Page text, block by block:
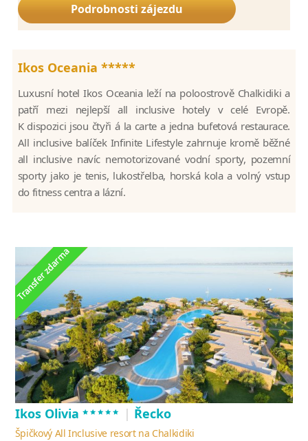
Podrobnosti zájezdu
Ikos Oceania *****
Luxusní hotel Ikos Oceania leží na poloostrově Chalkidiki a
patří mezi nejlepší all inclusive hotely v celé Evropě.
K dispozici jsou čtyři á la carte a jedna bufetová restaurace.
All inclusive balíček Infinite Lifestyle zahrnuje kromě běžné
all inclusive navíc nemotorizované vodní sporty, pozemní
sporty jako je tenis, lukostřelba, horská kola a volný vstup
do fitness centra a lázní.
Ikos Olivia ***** | Řecko
Špičkový All Inclusive resort na Chalkidiki